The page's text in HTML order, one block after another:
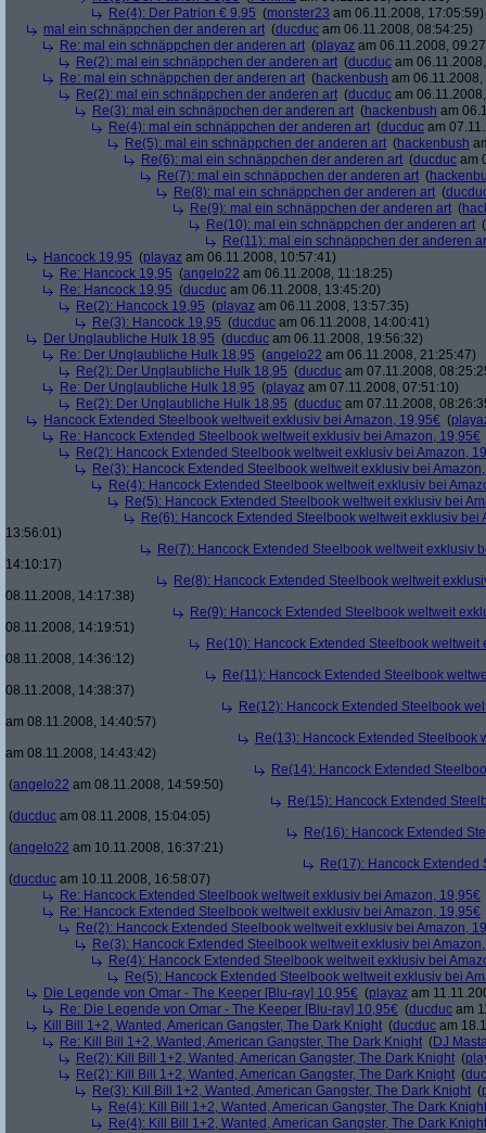
Re(4): Der Patrion € 9,95 (monster23 am 06.11.2008, 17:05:59)
mal ein schnäppchen der anderen art (ducduc am 06.11.2008, 08:54:25)
Re: mal ein schnäppchen der anderen art (playaz am 06.11.2008,
Re(2): mal ein schnäppchen der anderen art (ducduc am
Re: mal ein schnäppchen der anderen art (hackenbush am
Re(2): mal ein schnäppchen der anderen art (ducduc am
Re(3): mal ein schnäppchen der anderen art (hackenbush am
Re(4): mal ein schnäppchen der anderen art (ducduc am
Re(5): mal ein schnäppchen der anderen art (hackenbush
Re(6): mal ein schnäppchen der anderen art (ducduc am
Re(7): mal ein schnäppchen der anderen art (
Re(8): mal ein schnäppchen der anderen art (
Re(9): mal ein schnäppchen der anderen art (
Re(10): mal ein schnäppchen der anderen art (
Re(11): mal ein schnäppchen der anderen
Hancock 19,95 (playaz am 06.11.2008, 10:57:41)
Re: Hancock 19,95 (angelo22 am 06.11.2008, 11:18:25)
Re: Hancock 19,95 (ducduc am 06.11.2008, 13:45:20)
Re(2): Hancock 19,95 (playaz am 06.11.2008, 13:57:35)
Re(3): Hancock 19,95 (ducduc am 06.11.2008, 14:00:41)
Der Unglaubliche Hulk 18,95 (ducduc am 06.11.2008, 19:56:32)
Re: Der Unglaubliche Hulk 18,95 (angelo22 am 06.11.2008, 21:25:47)
Re(2): Der Unglaubliche Hulk 18,95 (ducduc am 07.11.2008,
Re: Der Unglaubliche Hulk 18,95 (playaz am 07.11.2008, 07:51:10)
Re(2): Der Unglaubliche Hulk 18,95 (ducduc am 07.11.2008,
Hancock Extended Steelbook weltweit exklusiv bei Amazon, 19,95€ (
Re: Hancock Extended Steelbook weltweit exklusiv bei Amazon, 19,95€
Re(2): Hancock Extended Steelbook weltweit exklusiv bei Amazon,
Re(3): Hancock Extended Steelbook weltweit exklusiv bei
Re(4): Hancock Extended Steelbook weltweit exklusiv bei
Re(5): Hancock Extended Steelbook weltweit exklusiv bei
Re(6): Hancock Extended Steelbook weltweit exklusiv bei
13:56:01)
Re(7): Hancock Extended Steelbook weltweit exklusiv
14:10:17)
Re(8): Hancock Extended Steelbook weltweit
08.11.2008, 14:17:38)
Re(9): Hancock Extended Steelbook weltweit
08.11.2008, 14:19:51)
Re(10): Hancock Extended Steelbook weltweit
08.11.2008, 14:36:12)
Re(11): Hancock Extended Steelbook
08.11.2008, 14:38:37)
Re(12): Hancock Extended Steelbook
am 08.11.2008, 14:40:57)
Re(13): Hancock Extended Steelbook
am 08.11.2008, 14:43:42)
Re(14): Hancock Extended
(angelo22 am 08.11.2008, 14:59:50)
Re(15): Hancock Extended
(ducduc am 08.11.2008, 15:04:05)
Re(16): Hancock Extended
(angelo22 am 10.11.2008, 16:37:21)
Re(17): Hancock
(ducduc am 10.11.2008, 16:58:07)
Re: Hancock Extended Steelbook weltweit exklusiv bei Amazon, 19,95€
Re: Hancock Extended Steelbook weltweit exklusiv bei Amazon, 19,95€
Re(2): Hancock Extended Steelbook weltweit exklusiv bei Amazon,
Re(3): Hancock Extended Steelbook weltweit exklusiv bei
Re(4): Hancock Extended Steelbook weltweit exklusiv bei
Re(5): Hancock Extended Steelbook weltweit exklusiv bei
Die Legende von Omar - The Keeper [Blu-ray] 10,95€ (playaz am
Re: Die Legende von Omar - The Keeper [Blu-ray] 10,95€ (ducduc am
Kill Bill 1+2, Wanted, American Gangster, The Dark Knight (ducduc am
Re: Kill Bill 1+2, Wanted, American Gangster, The Dark Knight (DJ
Re(2): Kill Bill 1+2, Wanted, American Gangster, The Dark Knight (
Re(2): Kill Bill 1+2, Wanted, American Gangster, The Dark Knight (
Re(3): Kill Bill 1+2, Wanted, American Gangster, The Dark Knight (
Re(4): Kill Bill 1+2, Wanted, American Gangster, The Dark Knight
Re(4): Kill Bill 1+2, Wanted, American Gangster, The Dark Knight